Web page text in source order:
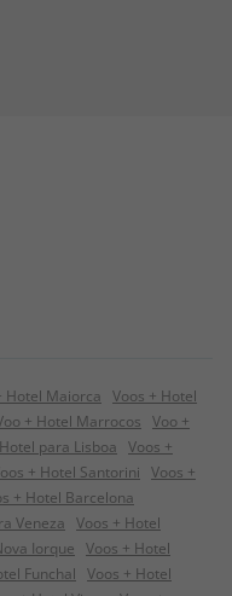
Hotel Maiorca Voos + Hotel
+ Hotel Marrocos Voo +
para Lisboa Voos +
+ Hotel Santorini Voos +
+ Hotel Barcelona
Veneza Voos + Hotel
Iorque Voos + Hotel
Funchal Voos + Hotel